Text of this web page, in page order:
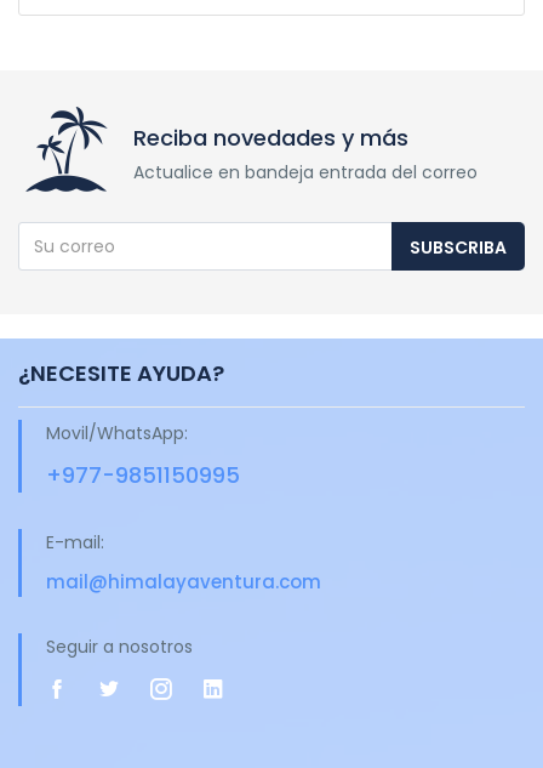
Reciba novedades y más
Actualice en bandeja entrada del correo
SUBSCRIBA
¿NECESITE AYUDA?
Movil/WhatsApp:
+977-9851150995
E-mail:
mail@himalayaventura.com
Seguir a nosotros